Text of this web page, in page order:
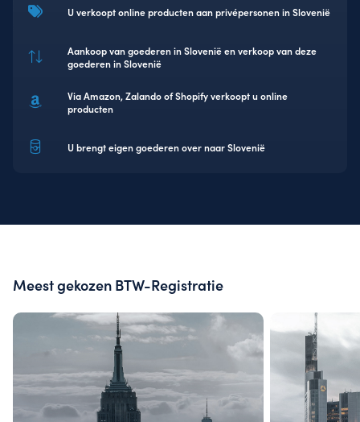
U verkoopt online producten aan privépersonen in Slovenië
Aankoop van goederen in Slovenië en verkoop van deze
goederen in Slovenië
Via Amazon, Zalando of Shopify verkoopt u online
producten
U brengt eigen goederen over naar Slovenië
Meest gekozen BTW-Registratie